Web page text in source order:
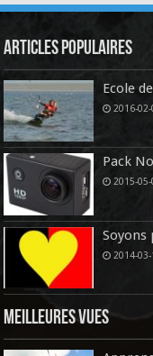
Articles Populaires
Ecole
2016-02-
Pack
2015-05-
Soyons
2014-03-
Meilleures vues